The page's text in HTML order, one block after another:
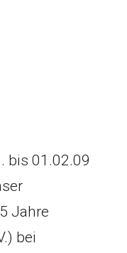
bis 01.02.09
Jahre
bei